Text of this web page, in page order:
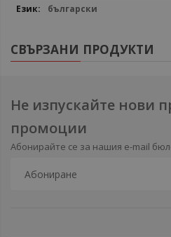
български
СВЪРЗАНИ ПРОДУКТИ
Не изпускайте нови
промоции
Абонирайте се за нашия e-mail